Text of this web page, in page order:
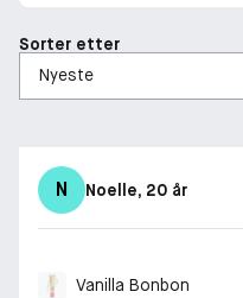
Sorter etter
N Noelle, 20 år
Vanilla Bonbon